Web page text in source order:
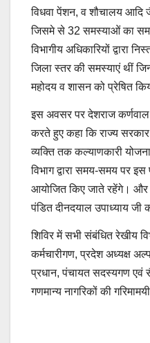
विधवा पेंशन, व शौचालय
जिसमे से 32 समस्याओं का
विभागीय अधिकारियों द्वारा
जिला स्तर की समस्याएं थीं
महोदय व शासन को प्रेषित
इस अवसर पर देशराज
करते हुए कहा कि राज्य
व्यक्ति तक कल्याणकारी
विभाग द्वारा समय-समय पर
आयोजित किए जाते रहेंगे। और
पंडित दीनदयाल उपाध्याय जी
शिविर में सभी संबंधित रेखीय
कर्मचारीगण, प्रदेश अध्यक्ष
प्रधान, पंचायत सदस्यगण एवं
गणमान्य नागरिकों की